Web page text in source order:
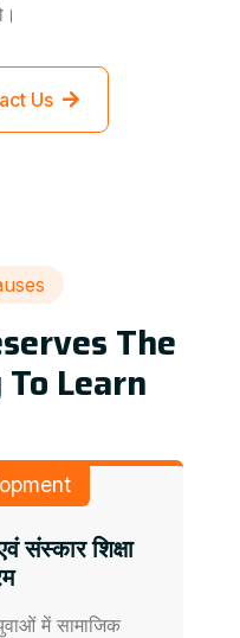
Us
The
Learn
संस्कार शिक्षा
में सामाजिक